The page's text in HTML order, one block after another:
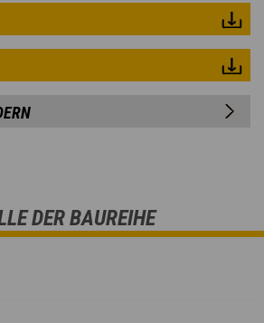
DER BAUREIHE